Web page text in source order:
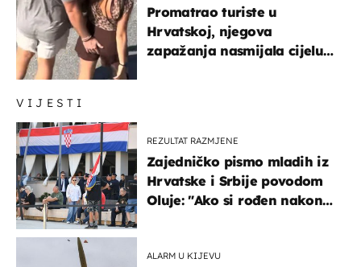
VIJESTI
REZULTAT RAZMJENE
Zajedničko pismo mladih iz
Hrvatske i Srbije povodom
Oluje: "Ako si rođen nakon
ALARM U KIJEVU
Promatrao turiste u
Hrvatskoj, njegova
zapažanja nasmijala cijelu